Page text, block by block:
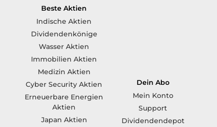
Beste Aktien
Indische Aktien
Dividendenkönige
Wasser Aktien
Immobilien Aktien
Medizin Aktien
Cyber Security Aktien
Erneuerbare Energien
Aktien
Japan Aktien
Dein Abo
Mein Konto
Support
Dividendendepot